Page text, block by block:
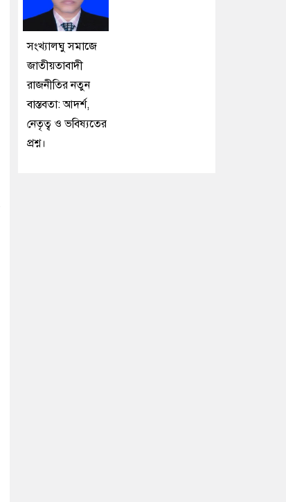
সংখ্যালঘু সমাজে
জাতীয়তাবাদী
রাজনীতির নতুন
বাস্তবতা: আদর্শ,
নেতৃত্ব ও ভবিষ্যতের
প্রশ্ন।